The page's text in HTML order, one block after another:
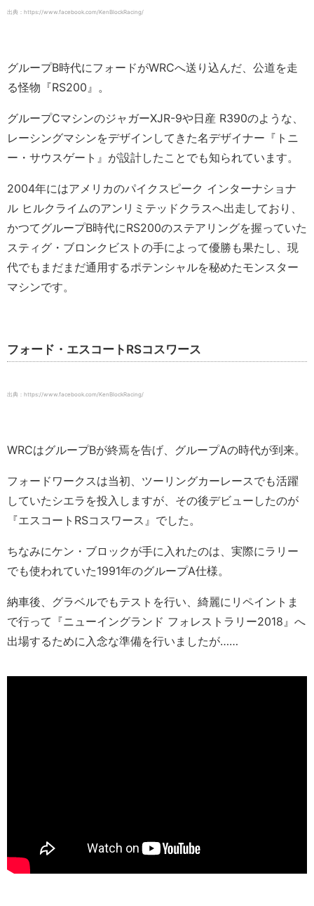
出典：https://www.facebook.com/KenBlockRacing/
グループB時代にフォードがWRCへ送り込んだ、公道を走
る怪物『RS200』。
グループCマシンのジャガーXJR-9や日産 R390のような、
レーシングマシンをデザインしてきた名デザイナー『トニ
ー・サウスゲート』が設計したことでも知られています。
2004年にはアメリカのパイクスピーク インターナショナ
ル ヒルクライムのアンリミテッドクラスへ出走しており、
かつてグループB時代にRS200のステアリングを握っていた
スティグ・ブロンクビストの手によって優勝も果たし、現
代でもまだまだ通用するポテンシャルを秘めたモンスター
マシンです。
フォード・エスコートRSコスワース
出典：https://www.facebook.com/KenBlockRacing/
WRCはグループBが終焉を告げ、グループAの時代が到来。
フォードワークスは当初、ツーリングカーレースでも活躍
していたシエラを投入しますが、その後デビューしたのが
『エスコートRSコスワース』でした。
ちなみにケン・ブロックが手に入れたのは、実際にラリー
でも使われていた1991年のグループA仕様。
納車後、グラベルでもテストを行い、綺麗にリペイントま
で行って『ニューイングランド フォレストラリー2018』へ
出場するために入念な準備を行いましたが……